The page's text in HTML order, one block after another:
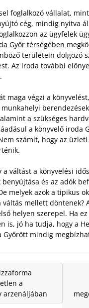
foglalkozó vállalat,
cég, mindig nyitva
az ügyfelek
Győr térségében
területein dolgozó
Az iroda további
maga végzi a
a szükséges
a könyvelő iroda
számít, hogy az
a váltást a könyvelési
benyújtása és az adók
melyek azok a tipikus
váltás mellett döntenek?
helyen szerepel. Ha
is, jó ha tudja, hogy a
Győrött mindig
a
arzenáljában